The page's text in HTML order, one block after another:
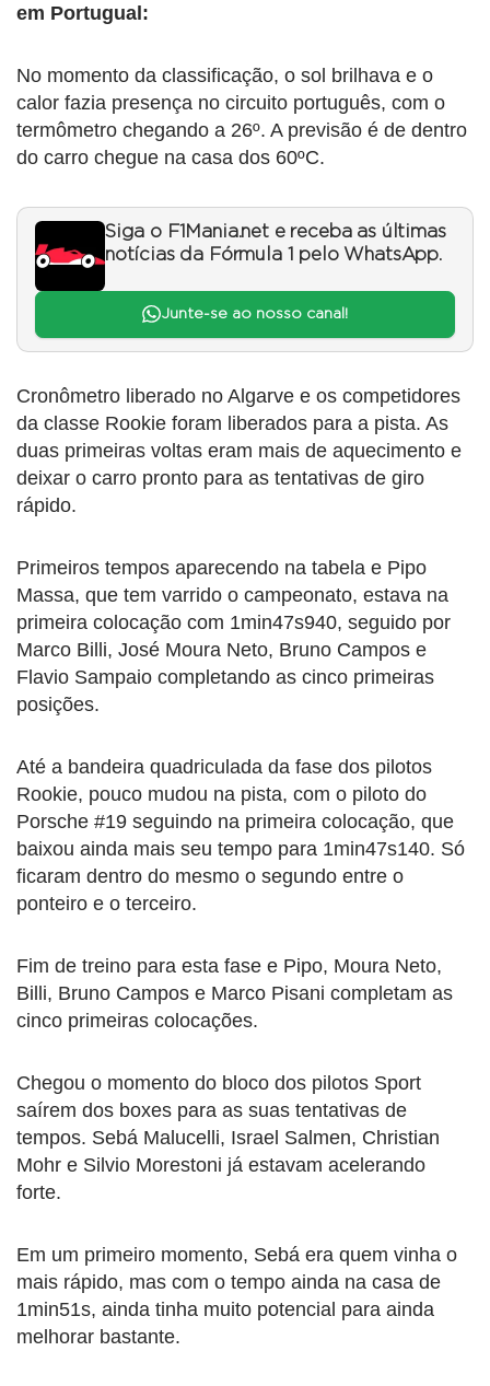
em Portugual:
No momento da classificação, o sol brilhava e o
calor fazia presença no circuito português, com o
termômetro chegando a 26º. A previsão é de dentro
do carro chegue na casa dos 60ºC.
Siga o F1Mania.net e receba as últimas
notícias da Fórmula 1 pelo WhatsApp.
Junte-se ao nosso canal!
Cronômetro liberado no Algarve e os competidores
da classe Rookie foram liberados para a pista. As
duas primeiras voltas eram mais de aquecimento e
deixar o carro pronto para as tentativas de giro
rápido.
Primeiros tempos aparecendo na tabela e Pipo
Massa, que tem varrido o campeonato, estava na
primeira colocação com 1min47s940, seguido por
Marco Billi, José Moura Neto, Bruno Campos e
Flavio Sampaio completando as cinco primeiras
posições.
Até a bandeira quadriculada da fase dos pilotos
Rookie, pouco mudou na pista, com o piloto do
Porsche #19 seguindo na primeira colocação, que
baixou ainda mais seu tempo para 1min47s140. Só
ficaram dentro do mesmo o segundo entre o
ponteiro e o terceiro.
Fim de treino para esta fase e Pipo, Moura Neto,
Billi, Bruno Campos e Marco Pisani completam as
cinco primeiras colocações.
Chegou o momento do bloco dos pilotos Sport
saírem dos boxes para as suas tentativas de
tempos. Sebá Malucelli, Israel Salmen, Christian
Mohr e Silvio Morestoni já estavam acelerando
forte.
Em um primeiro momento, Sebá era quem vinha o
mais rápido, mas com o tempo ainda na casa de
1min51s, ainda tinha muito potencial para ainda
melhorar bastante.